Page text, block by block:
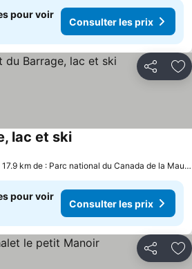
pour voir
Consulter les prix
Partager
lac et ski
à 17.9 km de : Parc national du Canada de la Mauricie
pour voir
Consulter les prix
Partager